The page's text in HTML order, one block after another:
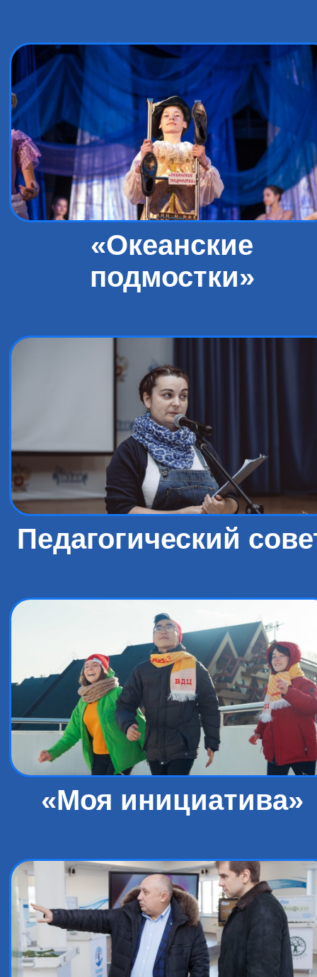
«Океанские
подмостки»
Педагогический
«Моя инициатива»